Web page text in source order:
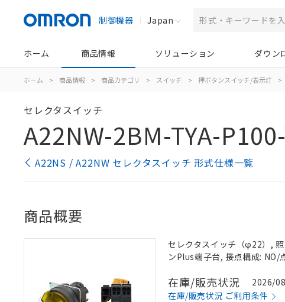
制御機器 Japan
ホーム 商品情報 ソリューション ダウン
ホーム > 商品情報 > 商品カテゴリ > スイッチ > 押ボタンスイッチ/表示灯 >
セレクタスイッチ
A22NW-2BM-TYA-
A22NS / A22NW セレクタスイッチ 形式仕様一覧
商品概要
セレクタスイッチ（φ22）,
ンPlus端子台, 接点構成: NO/
在庫/販売状況
2026/
在庫/販売状況 ご利用条件